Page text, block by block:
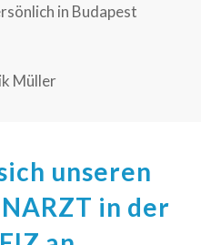
in Budapest
unseren
in der